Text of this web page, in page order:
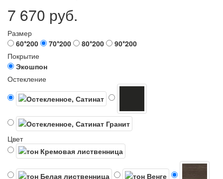
7 670 руб.
Размер
60*200
70*200 80*200
90*200
Покрытие
Экошпон
Остекление
Цвет